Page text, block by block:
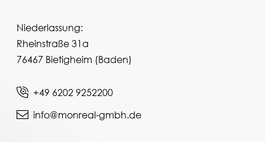
Niederlassung:
Rheinstraße 31a
76467 Bietigheim (Baden)
+49 6202 9252200
info@monreal-gmbh.de